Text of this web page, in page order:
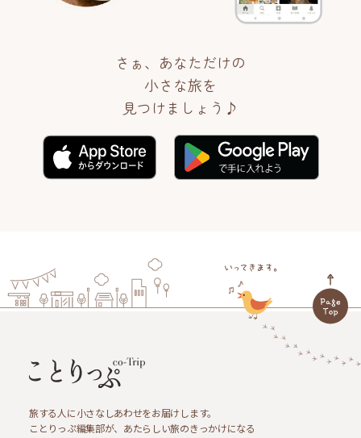
さぁ、あなただけの
小さな旅を
見つけましょう♪
旅する人に小さなしあわせをお届けします。
ことりっぷ編集部が、あたらしい旅のきっかけになる